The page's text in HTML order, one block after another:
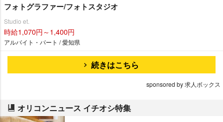
フォトグラファー/フォトスタジオ
Studio et.
時給1,070円～1,400円
アルバイト・パート / 愛知県
続きはこちら
sponsored by 求人ボックス
オリコンニュース イチオシ特集